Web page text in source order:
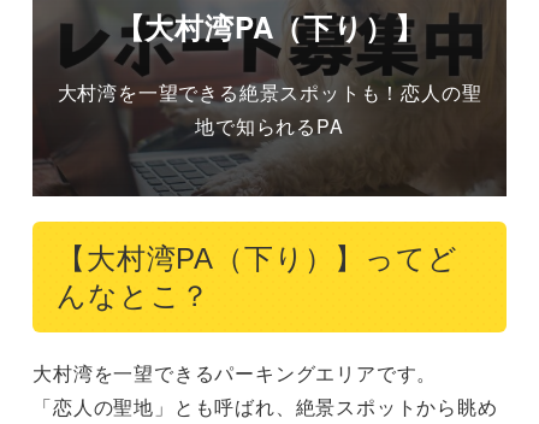
【大村湾PA（下り）】
大村湾を一望できる絶景スポットも！恋人の聖
地で知られるPA
【大村湾PA（下り）】ってど
んなとこ？
大村湾を一望できるパーキングエリアです。
「恋人の聖地」とも呼ばれ、絶景スポットから眺め